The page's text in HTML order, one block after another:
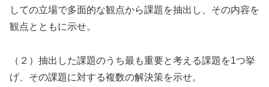
しての立場で多面的な観点から課題を抽出し、その内容を
観点とともに示せ。
（２）抽出した課題のうち最も重要と考える課題を1つ挙
げ、その課題に対する複数の解決策を示せ。